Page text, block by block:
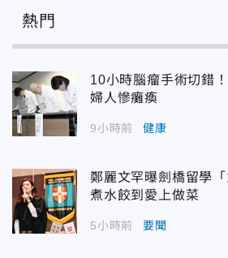
熱門
10小時腦瘤手術切錯
婦人慘癱瘓
9小時前 健康
鄭麗文罕曝劍橋留學
煮水餃到愛上做菜
5小時前 要聞